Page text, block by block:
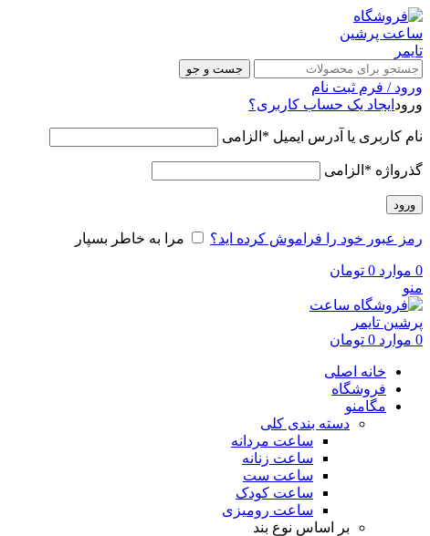
جست و جو
ورود / فرم ثبت نام
ورود ایجاد یک حساب کاربری؟
نام کاربری یا آدرس ایمیل * الزامی
گذرواژه * الزامی
ورود
رمز عبور خود را فراموش کرده اید؟ مرا به خاطر بسپار
0 موارد 0 تومان
منو
0 موارد 0 تومان
خانه اصلی
فروشگاه
مگامنو
دسته بندی کلی
ساعت مردانه
ساعت زنانه
ساعت ست
ساعت کودک
ساعت رومیزی
بر اساس نوع بند